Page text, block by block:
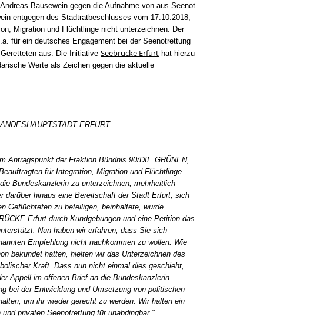
Bausewein gegen die Aufnahme von aus Seenot
entgegen des Stadtratbeschlusses vom 17.10.2018,
Migration und Flüchtlinge nicht unterzeichnen. Der
für ein deutsches Engagement bei der Seenotrettung
aus. Die Initiative Seebrücke Erfurt hat hierzu
Werte als Zeichen gegen die aktuelle
ERFURT
Antragspunkt der Fraktion Bündnis 90/DIE GRÜNEN,
für Integration, Migration und Flüchtlinge
Bundeskanzlerin zu unterzeichnen, mehrheitlich
darüber hinaus eine Bereitschaft der Stadt Erfurt, sich
Geflüchteten zu beteiligen, beinhaltete, wurde
Erfurt durch Kundgebungen und eine Petition das
Nun haben wir erfahren, dass Sie sich
Empfehlung nicht nachkommen zu wollen. Wie
bekundet hatten, hielten wir das Unterzeichnen des
Kraft. Dass nun nicht einmal dies geschieht,
Appell im offenen Brief an die Bundeskanzlerin
bei der Entwicklung und Umsetzung von politischen
um ihr wieder gerecht zu werden. Wir halten ein
privaten Seenotrettung für unabdingbar."